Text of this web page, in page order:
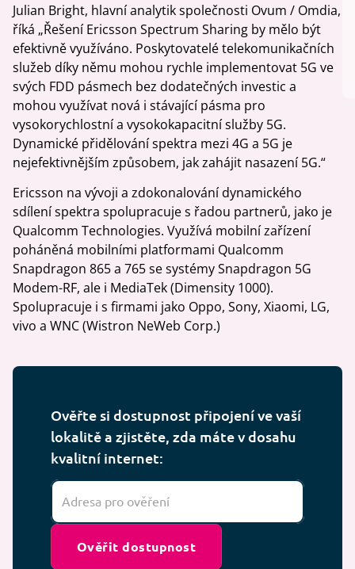
Julian Bright, hlavní analytik společnosti Ovum / Omdia,
říká „Řešení Ericsson Spectrum Sharing by mělo být
efektivně využíváno. Poskytovatelé telekomunikačních
služeb díky němu mohou rychle implementovat 5G ve
svých FDD pásmech bez dodatečných investic a
mohou využívat nová i stávající pásma pro
vysokorychlostní a vysokokapacitní služby 5G.
Dynamické přidělování spektra mezi 4G a 5G je
nejefektivnějším způsobem, jak zahájit nasazení 5G.“
Ericsson na vývoji a zdokonalování dynamického
sdílení spektra spolupracuje s řadou partnerů, jako je
Qualcomm Technologies. Využívá mobilní zařízení
poháněná mobilními platformami Qualcomm
Snapdragon 865 a 765 se systémy Snapdragon 5G
Modem-RF, ale i MediaTek (Dimensity 1000).
Spolupracuje i s firmami jako Oppo, Sony, Xiaomi, LG,
vivo a WNC (Wistron NeWeb Corp.)
Ověřte si dostupnost připojení ve vaší
lokalitě a zjistěte, zda máte v dosahu
kvalitní internet:
Ověřit dostupnost